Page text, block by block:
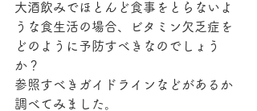
大酒飲みでほとんど食事をとらないよ
うな食生活の場合、ビタミン欠乏症を
どのように予防すべきなのでしょう
か？
参照すべきガイドラインなどがあるか
調べてみました。